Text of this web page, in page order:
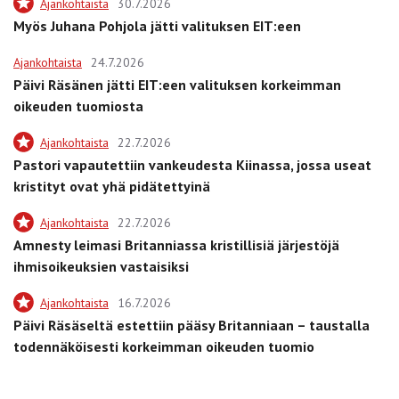
Ajankohtaista 30.7.2026
Myös Juhana Pohjola jätti valituksen EIT:een
Ajankohtaista 24.7.2026
Päivi Räsänen jätti EIT:een valituksen korkeimman
oikeuden tuomiosta
Ajankohtaista 22.7.2026
Pastori vapautettiin vankeudesta Kiinassa, jossa useat
kristityt ovat yhä pidätettyinä
Ajankohtaista 22.7.2026
Amnesty leimasi Britanniassa kristillisiä järjestöjä
ihmisoikeuksien vastaisiksi
Ajankohtaista 16.7.2026
Päivi Räsäseltä estettiin pääsy Britanniaan – taustalla
todennäköisesti korkeimman oikeuden tuomio